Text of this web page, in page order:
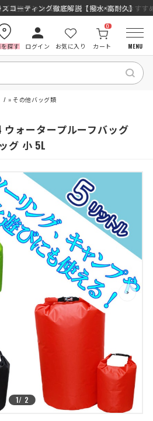
コーティング徹底解説【撥水×高耐久】
パ最強インカムはどっち？初心者にもおすす
探す ログイン お気に入り カート
0
MENU
採用情報
古物営業法に基づく表示/保険勧誘
方針
商品レビュー利用規約
返金ポリシー
方
» その他バッグ類
ウォータープルーフバッグ
グ 小 5L
1/ 2
>